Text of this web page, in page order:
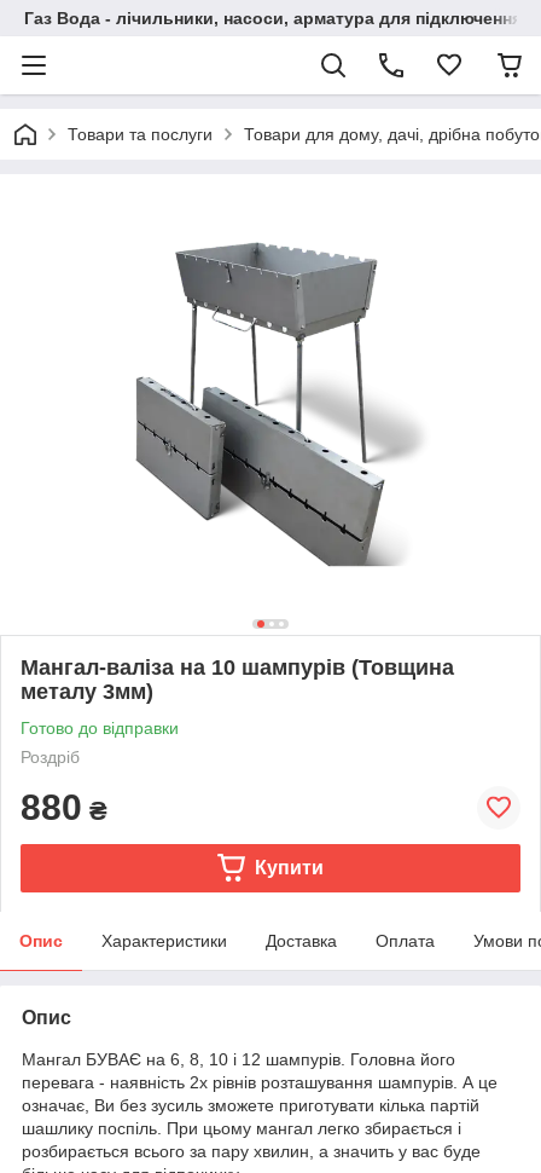
Газ Вода - лічильники, насоси, арматура для підключення,
Товари та послуги Товари для дому, дачі, дрібна
Мангал-валіза на 10 шампурів (Товщина
металу 3мм)
Готово до відправки
Роздріб
880 ₴
Купити
Опис Характеристики Доставка Оплата Умови
Опис
Мангал БУВАЄ на 6, 8, 10 і 12 шампурів. Головна його
перевага - наявність 2х рівнів розташування шампурів. А це
означає, Ви без зусиль зможете приготувати кілька партій
шашлику поспіль. При цьому мангал легко збирається і
розбирається всього за пару хвилин, а значить у вас буде